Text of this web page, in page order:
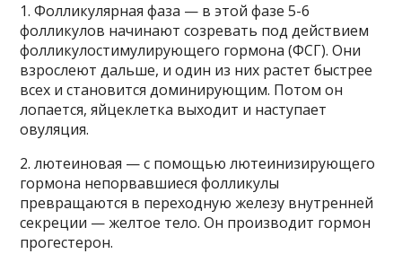
1. Фолликулярная фаза — в этой фазе 5-6
фолликулов начинают созревать под действием
фолликулостимулирующего гормона (ФСГ). Они
взрослеют дальше, и один из них растет быстрее
всех и становится доминирующим. Потом он
лопается, яйцеклетка выходит и наступает
овуляция.
2. лютеиновая — с помощью лютеинизирующего
гормона непорвавшиеся фолликулы
превращаются в переходную железу внутренней
секреции — желтое тело. Он производит гормон
прогестерон.